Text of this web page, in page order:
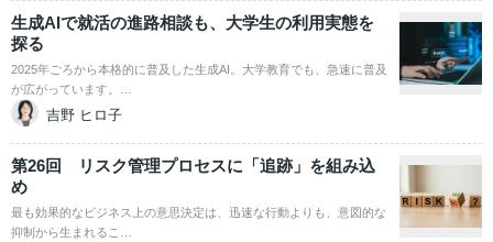
生成AIで就活の進路相談も、大学生の利用実態を
探る
2025年ごろから本格的に普及した生成AI。大学教育でも、急速に普及
が広がっています。…
吉野 ヒロ子
第26回 リスク管理プロセスに「追跡」を組み込
め
最も効果的なビジネス上の意思決定は、迅速な行動よりも、意図的な
抑制から生まれるこ…